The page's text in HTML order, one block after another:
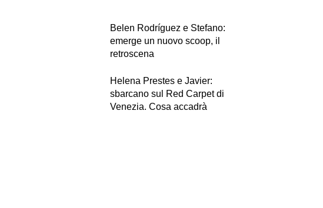
Belen Rodríguez e Stefano:
emerge un nuovo scoop, il
retroscena
Helena Prestes e Javier:
sbarcano sul Red Carpet di
Venezia. Cosa accadrà